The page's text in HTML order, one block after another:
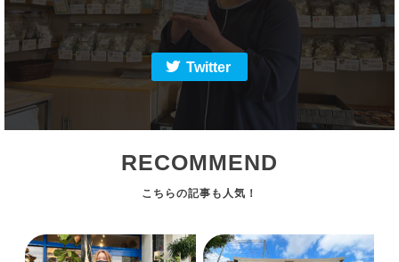
Twitter
RECOMMEND